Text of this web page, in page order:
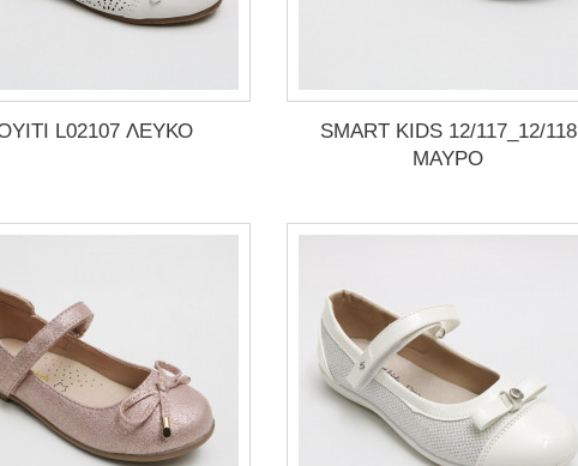
L02107 ΛΕΥΚΟ
SMART KIDS 12/117_12/118
ΜΑΥΡΟ